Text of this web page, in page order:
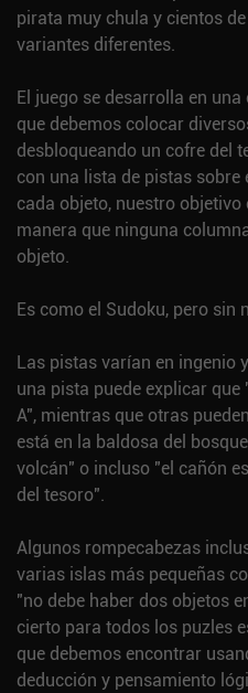
pirata muy chula y cientos
variantes diferentes.
El juego se desarrolla en
que debemos colocar
desbloqueando un cofre del
con una lista de pistas sobre
cada objeto, nuestro
manera que ninguna
objeto.
Es como el Sudoku, pero sin
Las pistas varían en ingenio
una pista puede explicar
A", mientras que otras
está en la baldosa del
volcán" o incluso "el cañón
del tesoro".
Algunos rompecabezas
varias islas más pequeñas
"no debe haber dos objetos
cierto para todos los puzles
que debemos encontrar
deducción y pensamiento